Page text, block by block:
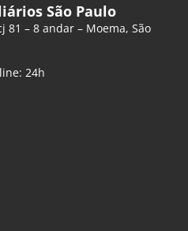
São Paulo
81 – 8 andar – Moema, São
24h